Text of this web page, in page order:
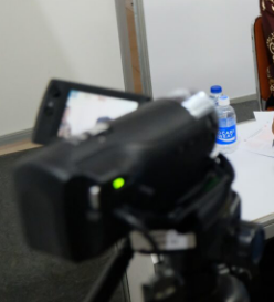
a
A
a
u
:
S
a
t
i